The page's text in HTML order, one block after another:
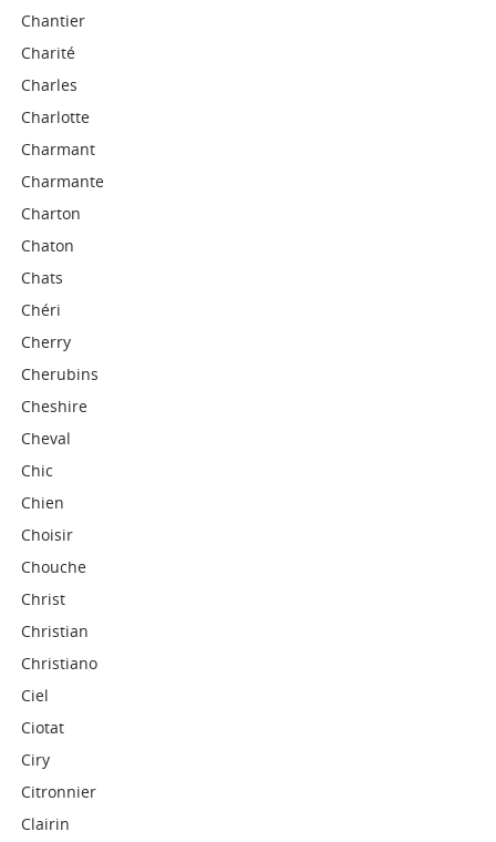
Chantier
Charité
Charles
Charlotte
Charmant
Charmante
Charton
Chaton
Chats
Chéri
Cherry
Cherubins
Cheshire
Cheval
Chic
Chien
Choisir
Chouche
Christ
Christian
Christiano
Ciel
Ciotat
Ciry
Citronnier
Clairin